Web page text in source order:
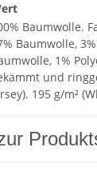
Baumwolle.
Baumwolle,
1%
und
195 g/m²